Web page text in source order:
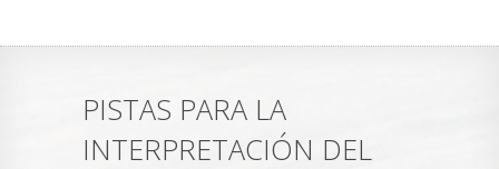
PISTAS PARA LA
INTERPRETACIÓN DEL